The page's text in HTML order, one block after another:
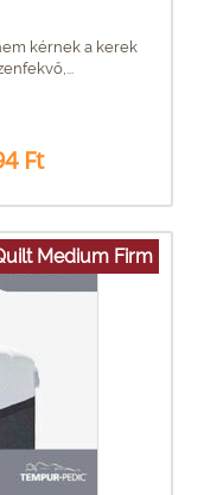
kérnek a kerek
Ft
Medium Firm